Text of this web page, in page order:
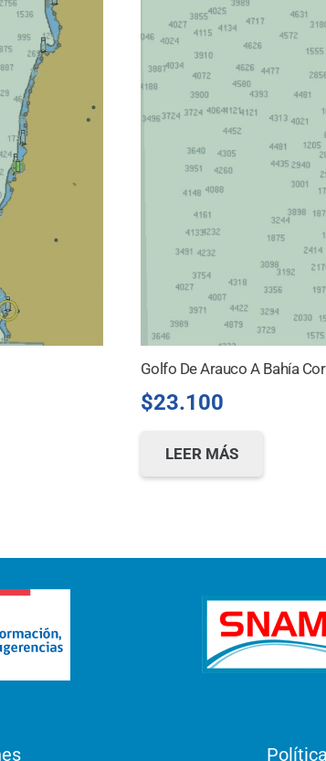
Golfo De Arauco A Bahía
$23.100
LEER MÁS